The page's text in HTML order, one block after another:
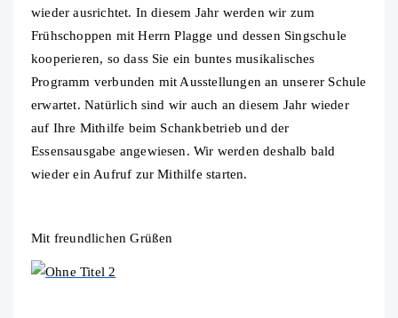
wieder ausrichtet. In diesem Jahr werden wir zum
Frühschoppen mit Herrn Plagge und dessen Singschule
kooperieren, so dass Sie ein buntes musikalisches
Programm verbunden mit Ausstellungen an unserer Schule
erwartet. Natürlich sind wir auch an diesem Jahr wieder
auf Ihre Mithilfe beim Schankbetrieb und der
Essensausgabe angewiesen. Wir werden deshalb bald
wieder ein Aufruf zur Mithilfe starten.
Mit freundlichen Grüßen